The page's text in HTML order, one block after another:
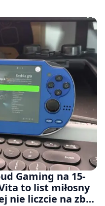
Gaming na 15-
to list miłosny
nie liczcie na zbyt